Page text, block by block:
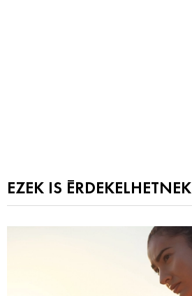
EZEK IS ÉRDEKELHETNEK